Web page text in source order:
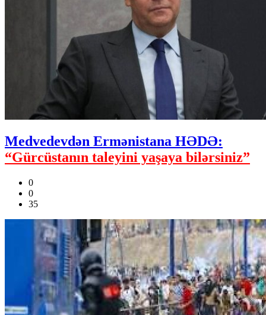
Medvedevdən Ermənistana HƏDƏ:
“Gürcüstanın taleyini yaşaya bilərsiniz”
0
0
35